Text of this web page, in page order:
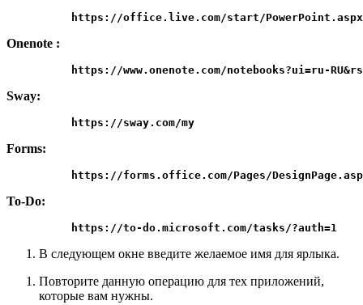
https://office.live.com/start/
Onenote :
https://www.onenote.com/notebooks?ui=ru-
Sway:
          https://sway.com/my
Forms:
https://forms.office.com/Pages/
To-Do:
          https://to-do.microsoft.com/tasks/?auth=1
В следующем окне введите желаемое имя для ярлыка.
Повторите данную операцию для тех приложений,
которые вам нужны.